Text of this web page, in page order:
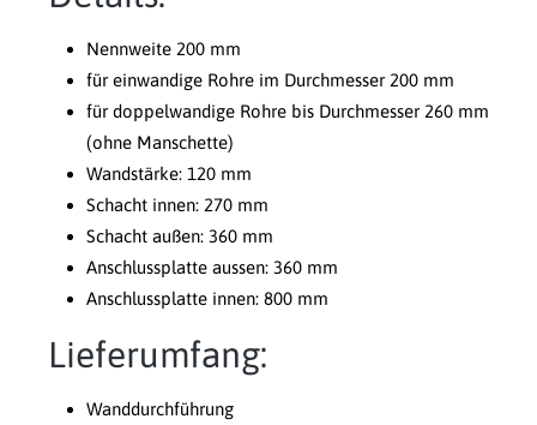
Nennweite 200 mm
für einwandige Rohre im Durchmesser 200 mm
für doppelwandige Rohre bis Durchmesser 260 mm
(ohne Manschette)
Wandstärke: 120 mm
Schacht innen: 270 mm
Schacht außen: 360 mm
Anschlussplatte aussen: 360 mm
Anschlussplatte innen: 800 mm
Lieferumfang:
Wanddurchführung